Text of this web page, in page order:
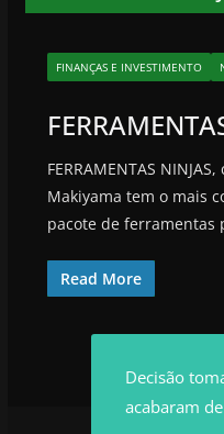
FINANÇAS E INVESTIMENTO
FERRAMENTAS
Makiyama tem o mais
pacote de ferramentas
Read More
Decisão
acabaram